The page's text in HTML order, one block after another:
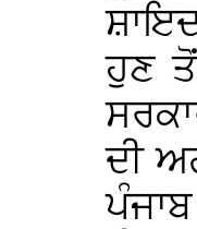
ਹੁਣ
ਦੀ